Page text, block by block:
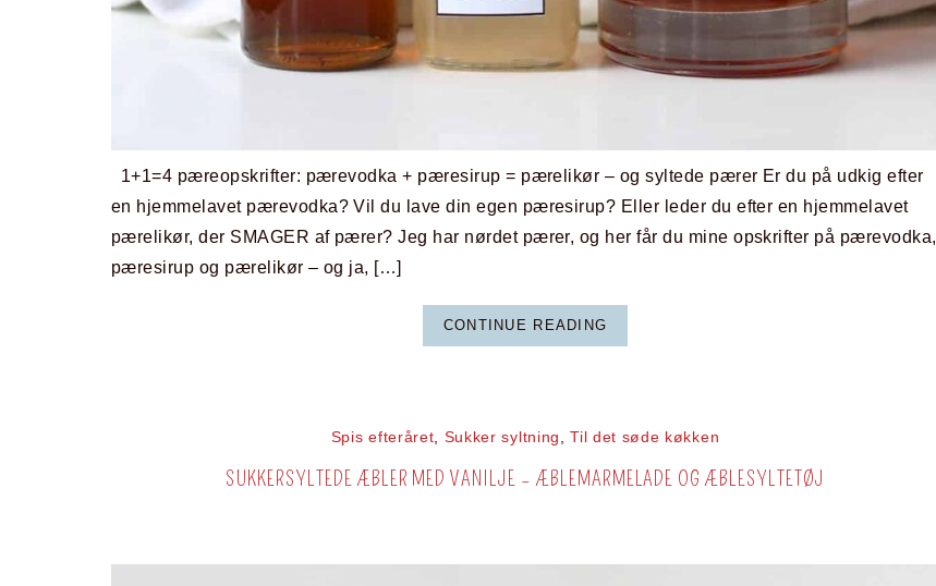
1+1=4 pæreopskrifter: pærevodka + pæresirup = pærelikør – og syltede pærer Er du på udkig efter
en hjemmelavet pærevodka? Vil du lave din egen pæresirup? Eller leder du efter en hjemmelavet
pærelikør, der SMAGER af pærer? Jeg har nørdet pærer, og her får du mine opskrifter på pærevodka,
pæresirup og pærelikør – og ja, […]
CONTINUE READING
Spis efteråret, Sukker syltning ,Til det søde køkken
SUKKERSYLTEDE ÆBLER MED VANILJE – ÆBLEMARMELADE OG ÆBLESYLTETØJ